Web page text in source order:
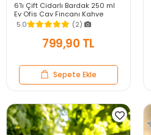
6'lı Çift Cidarlı Bardak 250 ml
Ev Ofis Çay Fincanı Kahve
Sunum Bardağı Dayanıklı Kupa
Cam Bardak
5.0 (2)
799,90 TL
Sepete Ekle